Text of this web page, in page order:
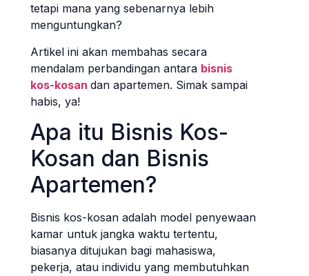
tetapi mana yang sebenarnya lebih
menguntungkan?
Artikel ini akan membahas secara
mendalam perbandingan antara bisnis
kos-kosan dan apartemen. Simak sampai
habis, ya!
Apa itu Bisnis Kos-
Kosan dan Bisnis
Apartemen?
Bisnis kos-kosan adalah model penyewaan
kamar untuk jangka waktu tertentu,
biasanya ditujukan bagi mahasiswa,
pekerja, atau individu yang membutuhkan